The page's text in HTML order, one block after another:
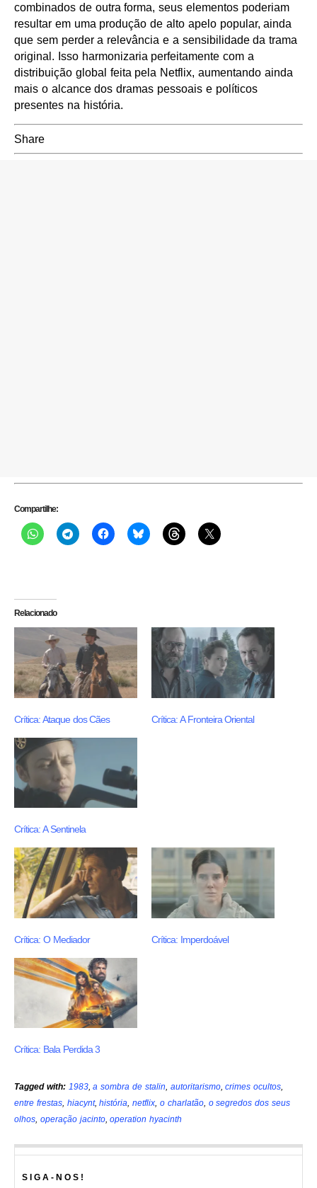
combinados de outra forma, seus elementos poderiam
resultar em uma produção de alto apelo popular, ainda
que sem perder a relevância e a sensibilidade da trama
original. Isso harmonizaria perfeitamente com a
distribuição global feita pela Netflix, aumentando ainda
mais o alcance dos dramas pessoais e políticos
presentes na história.
Share
Compartilhe:
Relacionado
Crítica: Ataque dos Cães Crítica: A Fronteira Oriental
Crítica: A Sentinela
Crítica: O Mediador Crítica: Imperdoável
Crítica: Bala Perdida 3
Tagged with: 1983,a sombra de stalin, autoritarismo,crimes ocultos,
entre frestas, hiacynt,história,netflix,o charlatão, o segredos dos seus
olhos, operação jacinto,operation hyacinth
SIGA-NOS!